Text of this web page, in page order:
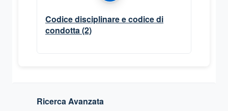
Codice disciplinare e codice di
condotta (2)
Ricerca Avanzata